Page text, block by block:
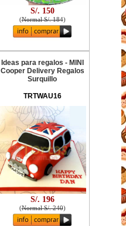
S/. 150
(Normal S/. 184)
Ideas para regalos - MINI
Cooper Delivery Regalos
Surquillo
TRTWAU16
S/. 196
(Normal S/. 240)